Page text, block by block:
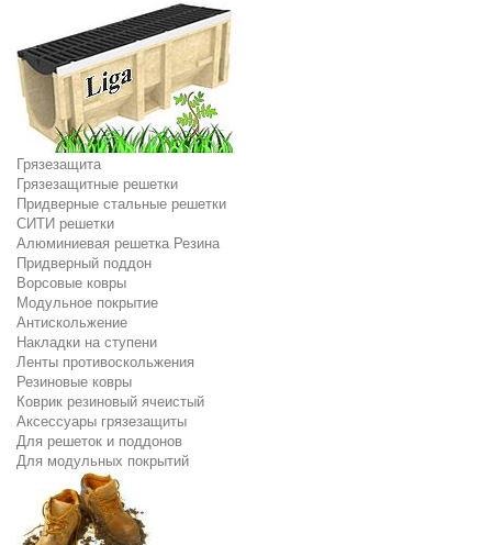
Грязезащита
Грязезащитные решетки
Придверные стальные решетки
СИТИ решетки
Алюминиевая решетка Резина
Придверный поддон
Ворсовые ковры
Модульное покрытие
Антискольжение
Накладки на ступени
Ленты противоскольжения
Резиновые ковры
Коврик резиновый ячеистый
Аксессуары грязезащиты
Для решеток и поддонов
Для модульных покрытий